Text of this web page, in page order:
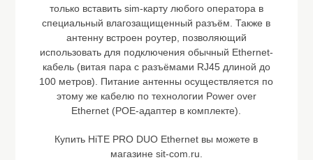
только вставить sim-карту любого оператора в
специальный влагозащищенный разъём. Также в
антенну встроен роутер, позволяющий
использовать для подключения обычный Ethernet-
кабель (витая пара с разъёмами RJ45 длиной до
100 метров). Питание антенны осуществляется по
этому же кабелю по технологии Power over
Ethernet (POE-адаптер в комплекте).
Купить HiTE PRO DUO Ethernet вы можете в
магазине sit-com.ru.